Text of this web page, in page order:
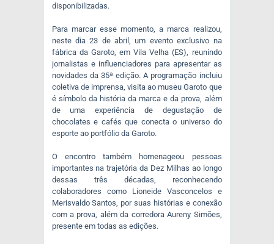
disponibilizadas.
Para marcar esse momento, a marca realizou,
neste dia 23 de abril, um evento exclusivo na
fábrica da Garoto, em Vila Velha (ES), reunindo
jornalistas e influenciadores para apresentar as
novidades da 35ª edição. A programação incluiu
coletiva de imprensa, visita ao museu Garoto que
é símbolo da história da marca e da prova, além
de uma experiência de degustação de
chocolates e cafés que conecta o universo do
esporte ao portfólio da Garoto.
O encontro também homenageou pessoas
importantes na trajetória da Dez Milhas ao longo
dessas três décadas, reconhecendo
colaboradores como Lioneide Vasconcelos e
Merisvaldo Santos, por suas histórias e conexão
com a prova, além da corredora Aureny Simões,
presente em todas as edições.